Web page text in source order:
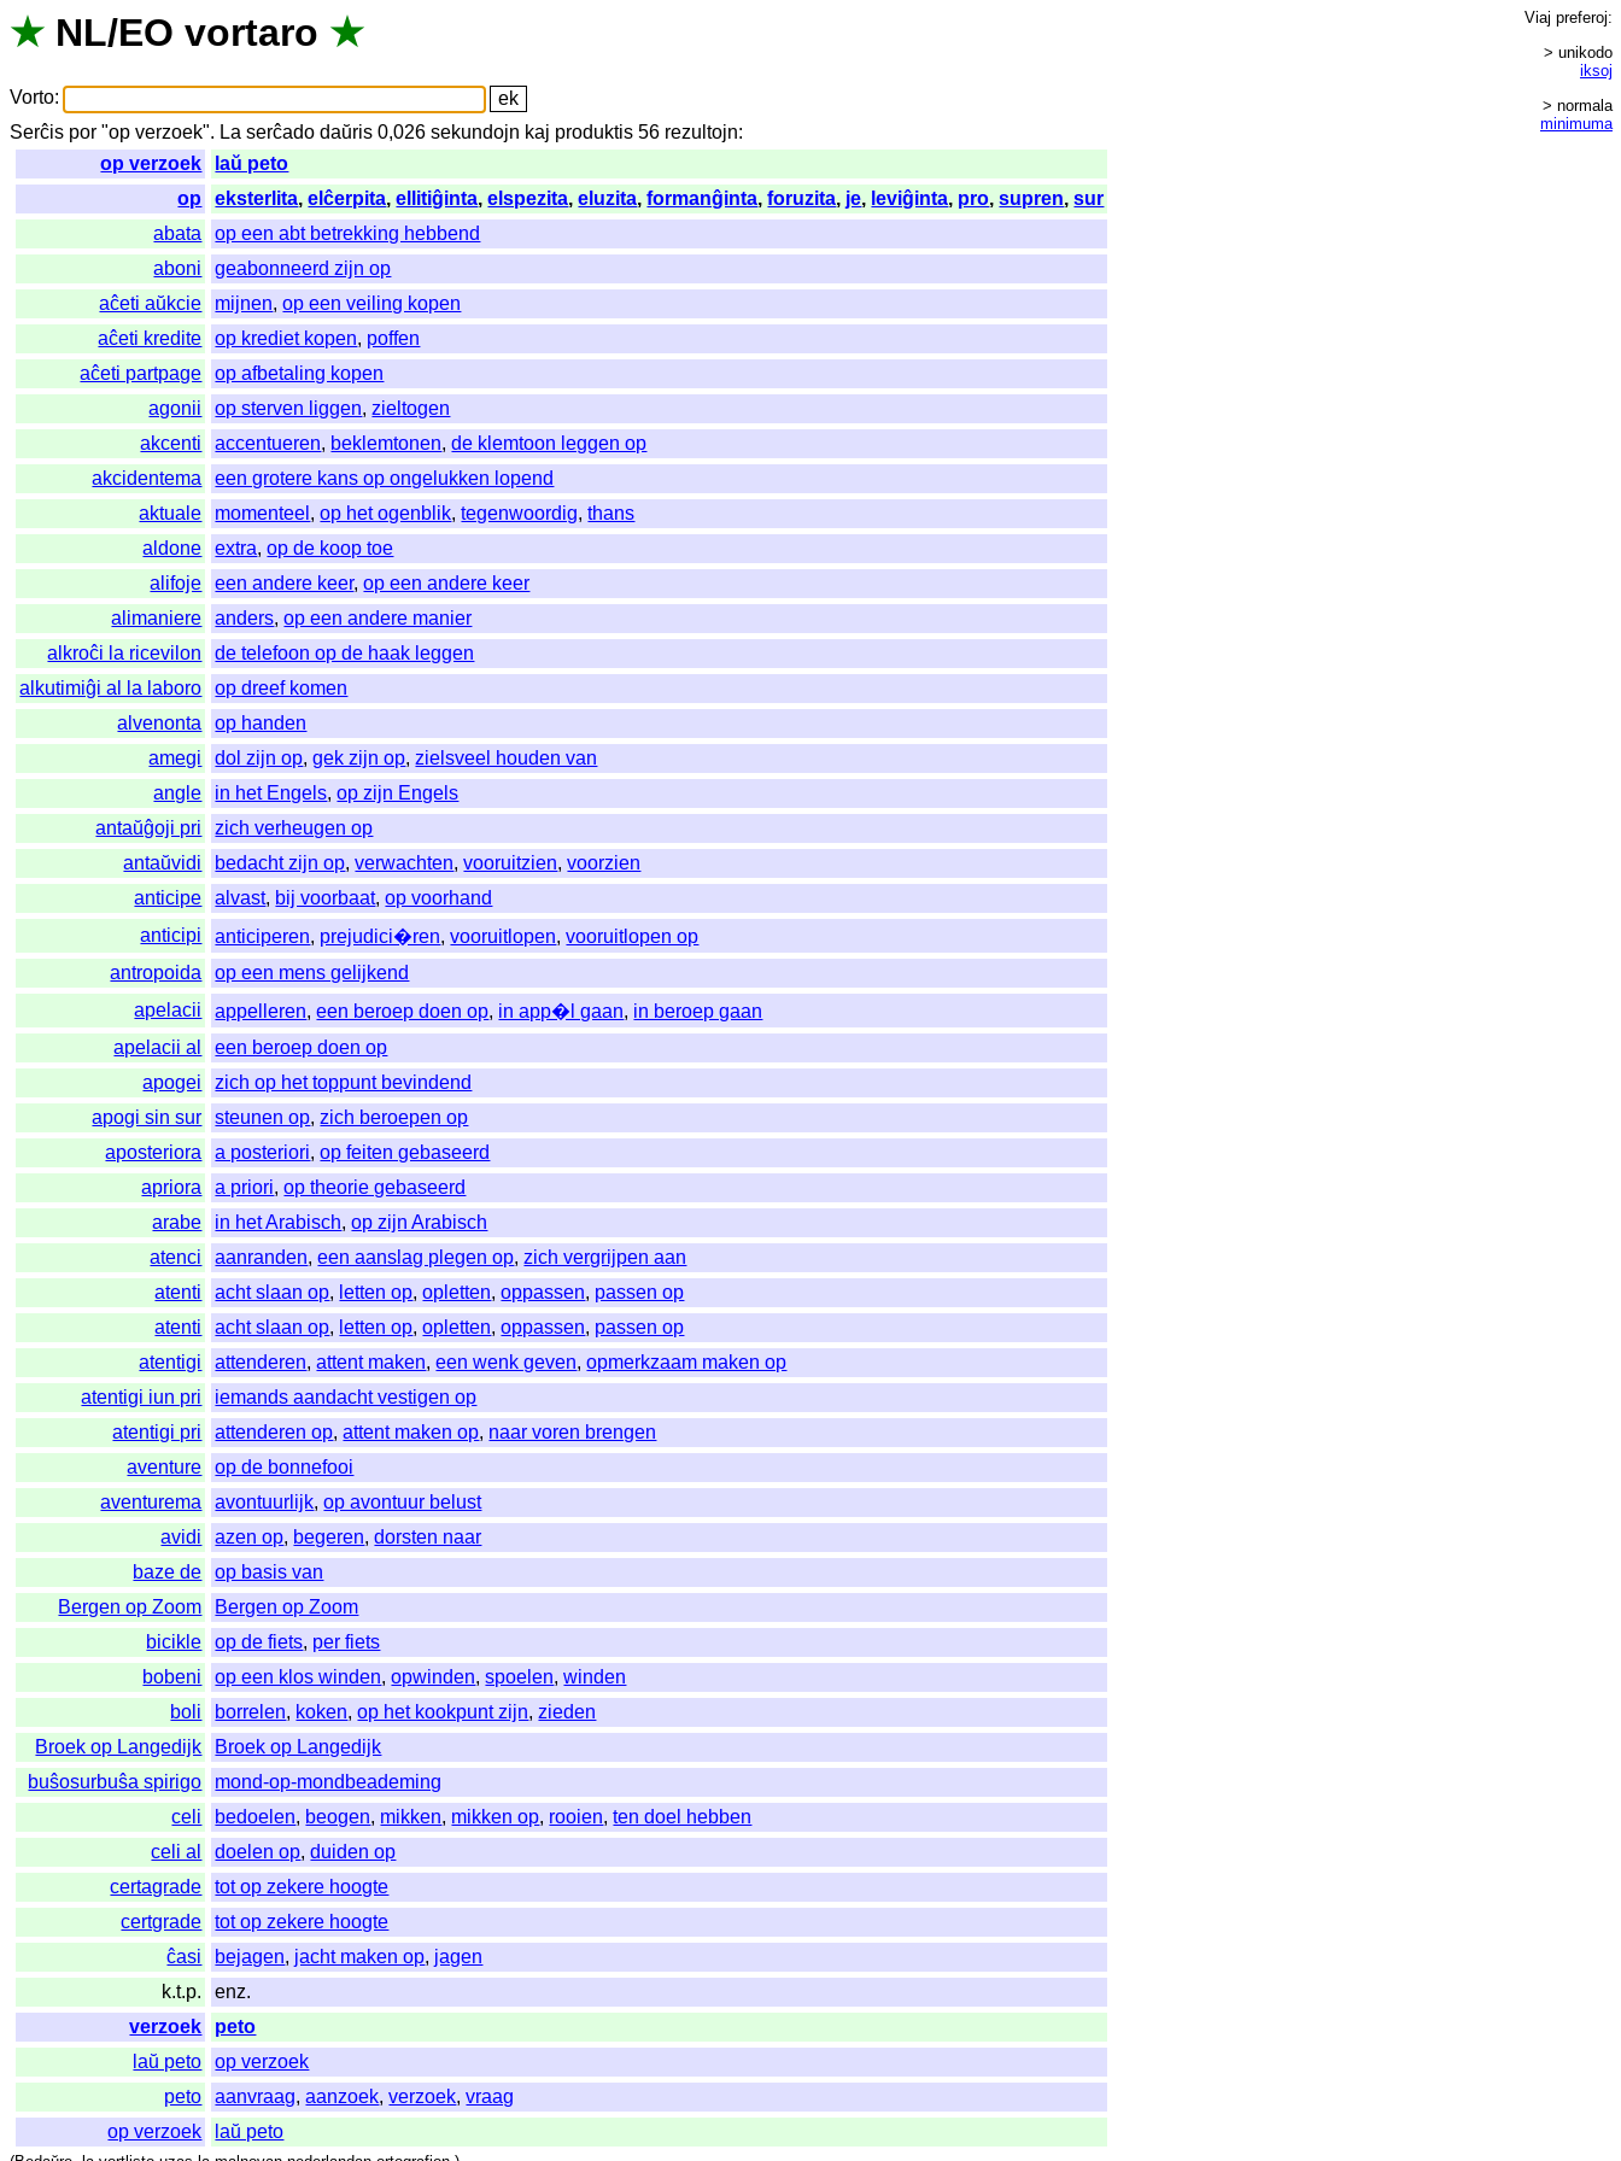
★ NL/EO vortaro ★
Vorto:
Serĉis por "op verzoek". La serĉado daŭris 0,026sekundojn kaj produktis 56 rezultojn:
op verzoek
laŭ peto
op
eksterlita,elĉerpita,ellitiĝinta,elspezita,eluzita,formanĝinta,foruzita, je, leviĝinta, pro,supren,sur
abata
op een abt betrekking hebbend
aboni
geabonneerd zijn op
aĉeti aŭkcie
mijnen,op een veiling kopen
aĉeti kredite
op krediet kopen, poffen
aĉeti partpage
op afbetaling kopen
agonii
op sterven liggen,zieltogen
akcenti
accentueren, beklemtonen,de klemtoon leggen op
akcidentema
een grotere kans op ongelukken lopend
aktuale
momenteel ,op het ogenblik,tegenwoordig,thans
aldone
extra,op de koop toe
alifoje
een andere keer,op een andere keer
alimaniere
anders,op een andere manier
alkroĉi la ricevilon
de telefoon op de haak leggen
alkutimiĝi al la laboro
op dreef komen
alvenonta
op handen
amegi
dol zijn op,gek zijn op,zielsveel houden van
angle
in het Engels,op zijn Engels
antaŭĝoji pri
zich verheugen op
antaŭvidi
bedacht zijn op,verwachten,vooruitzien,voorzien
anticipe
alvast, bij voorbaat,op voorhand
anticipi
anticiperen, prejudici�ren,vooruitlopen,vooruitlopen op
antropoida
op een mens gelijkend
apelacii
appelleren,een beroep doen op, in app�l gaan, in beroep gaan
apelacii al
een beroep doen op
apogei
zich op het toppunt bevindend
apogi sin sur
steunen op,zich beroepen op
aposteriora
a posteriori,op feiten gebaseerd
apriora
a priori,op theorie gebaseerd
arabe
in het Arabisch,op zijn Arabisch
atenci
aanranden,een aanslag plegen op,zich vergrijpen aan
atenti
acht slaan op, letten op,opletten,oppassen, passen op
atenti
acht slaan op, letten op,opletten,oppassen, passen op
atentigi
attenderen,attent maken,een wenk geven,opmerkzaam maken op
atentigi iun pri
iemands aandacht vestigen op
atentigi pri
attenderen op,attent maken op, naar voren brengen
aventure
op de bonnefooi
aventurema
avontuurlijk,op avontuur belust
avidi
azen op, begeren,dorsten naar
baze de
op basis van
Bergen op Zoom
Bergen op Zoom
bicikle
op de fiets, per fiets
bobeni
op een klos winden,opwinden,spoelen,winden
boli
borrelen, koken,op het kookpunt zijn,zieden
Broek op Langedijk
Broek op Langedijk
buŝosurbuŝa spirigo
mond-op-mondbeademing
celi
bedoelen, beogen, mikken, mikken op, rooien,ten doel hebben
celi al
doelen op,duiden op
certagrade
tot op zekere hoogte
certgrade
tot op zekere hoogte
ĉasi
bejagen, jacht maken op, jagen
k.t.p.
enz.
verzoek
peto
laŭ peto
op verzoek
peto
aanvraag,aanzoek,verzoek,vraag
op verzoek
laŭ peto
Viaj preferoj:
> unikodo
iksoj
> normala
minimuma